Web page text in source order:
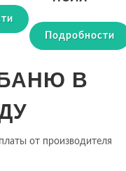
Подробности
В
от производителя